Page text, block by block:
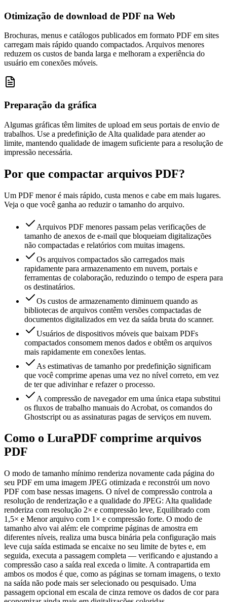
Otimização de download de PDF na Web
Brochuras, menus e catálogos publicados em formato PDF em sites
carregam mais rápido quando compactados. Arquivos menores
reduzem os custos de banda larga e melhoram a experiência do
usuário em conexões móveis.
Preparação da gráfica
Algumas gráficas têm limites de upload em seus portais de envio de
trabalhos. Use a predefinição de Alta qualidade para atender ao
limite, mantendo qualidade de imagem suficiente para a resolução de
impressão necessária.
Por que compactar arquivos PDF?
Um PDF menor é mais rápido, custa menos e cabe em mais lugares.
Veja o que você ganha ao reduzir o tamanho do arquivo.
Arquivos PDF menores passam pelas verificações de
tamanho de anexos de e-mail que bloqueiam digitalizações
não compactadas e relatórios com muitas imagens.
Os arquivos compactados são carregados mais
rapidamente para armazenamento em nuvem, portais e
ferramentas de colaboração, reduzindo o tempo de espera para
os destinatários.
Os custos de armazenamento diminuem quando as
bibliotecas de arquivos contêm versões compactadas de
documentos digitalizados em vez da saída bruta do scanner.
Usuários de dispositivos móveis que baixam PDFs
compactados consomem menos dados e obtêm os arquivos
mais rapidamente em conexões lentas.
As estimativas de tamanho por predefinição significam
que você comprime apenas uma vez no nível correto, em vez
de ter que adivinhar e refazer o processo.
A compressão de navegador em uma única etapa substitui
os fluxos de trabalho manuais do Acrobat, os comandos do
Ghostscript ou as assinaturas pagas de serviços em nuvem.
Como o LuraPDF comprime arquivos
PDF
O modo de tamanho mínimo renderiza novamente cada página do
seu PDF em uma imagem JPEG otimizada e reconstrói um novo
PDF com base nessas imagens. O nível de compressão controla a
resolução de renderização e a qualidade do JPEG: Alta qualidade
renderiza com resolução 2× e compressão leve, Equilibrado com
1,5× e Menor arquivo com 1× e compressão forte. O modo de
tamanho alvo vai além: ele comprime páginas de amostra em
diferentes níveis, realiza uma busca binária pela configuração mais
leve cuja saída estimada se encaixe no seu limite de bytes e, em
seguida, executa a passagem completa — verificando e ajustando a
compressão caso a saída real exceda o limite. A contrapartida em
ambos os modos é que, como as páginas se tornam imagens, o texto
na saída não pode mais ser selecionado ou pesquisado. Uma
passagem opcional em escala de cinza remove os dados de cor para